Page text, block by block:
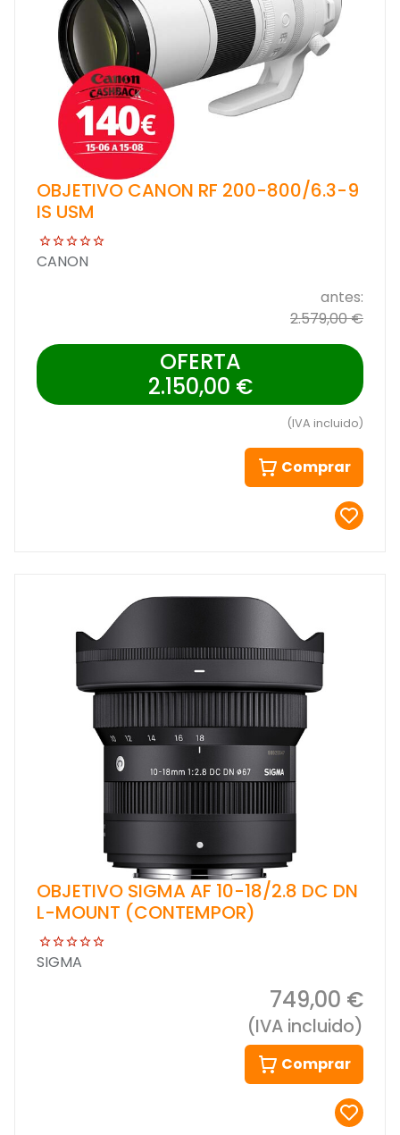
OBJETIVO CANON RF 200-800/6.3-9
IS USM
CANON
antes:
2.579,00 €
OFERTA
2.150,00 €
(IVA incluido)
Comprar
OBJETIVO SIGMA AF 10-18/2.8 DC DN
L-MOUNT (CONTEMPOR)
SIGMA
749,00 €
(IVA incluido)
Comprar